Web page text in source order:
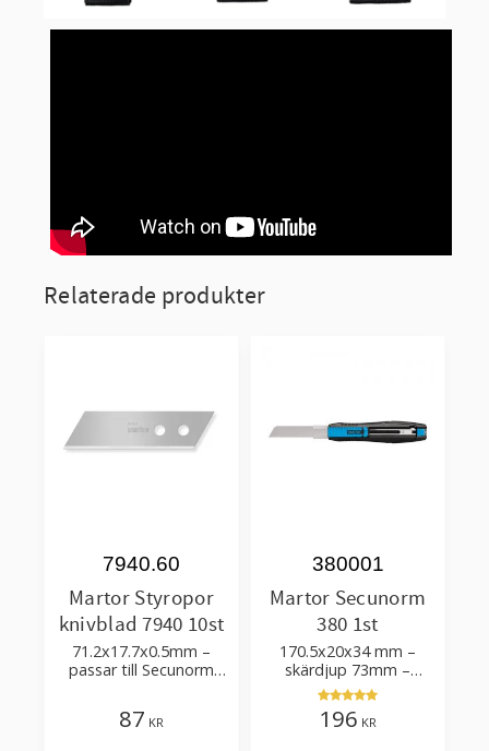
Relaterade produkter
Martor Styropor
knivblad 7940 10st
71.2x17.7x0.5mm –
passar till Secunorm
Secubase 383
7940.60
87 KR
Martor Secunorm
380 1st
170.5x20x34 mm –
skärdjup 73mm –
bästsäljare
380001
196 KR